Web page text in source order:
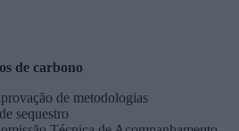
de carbono
de metodologias
sequestro